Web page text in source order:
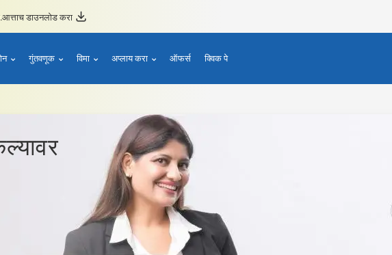
आत्ताच डाउनलोड करा
गुंतवणूक विमा अप्लाय करा ऑफर्स क्विक पे